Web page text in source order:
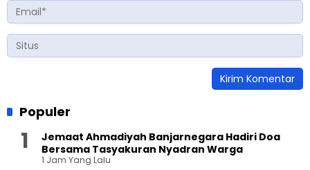
Populer
Jemaat Ahmadiyah Banjarnegara Hadiri Doa
Bersama Tasyakuran Nyadran Warga
1 Jam Yang Lalu